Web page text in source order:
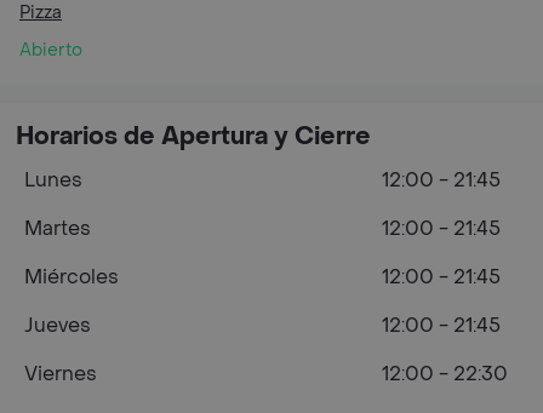
Pizza
Abierto
Horarios de Apertura y Cierre
Lunes
12:00 - 21:45
Martes
12:00 - 21:45
Miércoles
12:00 - 21:45
Jueves
12:00 - 21:45
Viernes
12:00 - 22:30